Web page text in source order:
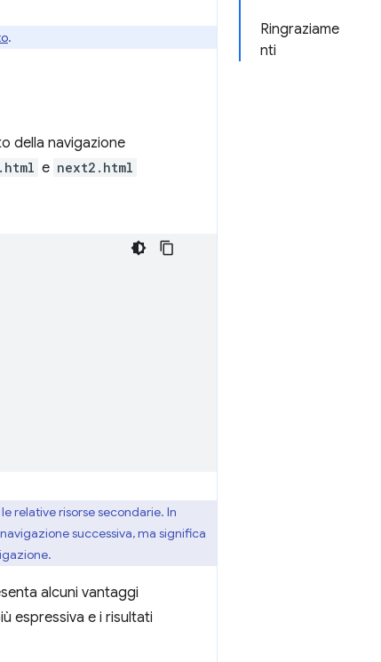
Ringraziame
nti
.
della navigazione
e next2.html
relative risorse secondarie. In
successiva, ma significa
alcuni vantaggi
espressiva e i risultati